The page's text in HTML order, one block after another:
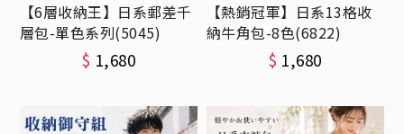
【6層收納王】日系郵差千
層包-單色系列(5045)
$ 1,680
【熱銷冠軍】日系13格收
納牛角包-8色(6822)
$ 1,680